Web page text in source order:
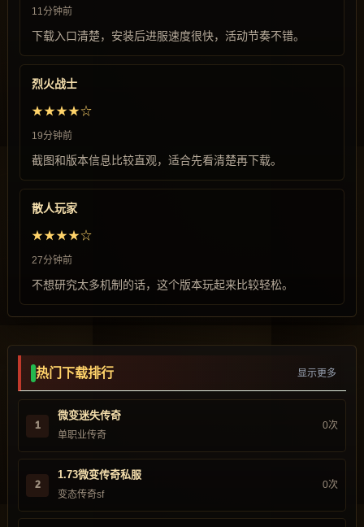
11分钟前
下载入口清楚，安装后进服速度很快，活动节奏不错。
烈火战士
★★★★☆
19分钟前
截图和版本信息比较直观，适合先看清楚再下载。
散人玩家
★★★★☆
27分钟前
不想研究太多机制的话，这个版本玩起来比较轻松。
热门下载排行 显示更多
1
微变迷失传奇
单职业传奇
0次
2
1.73微变传奇私服
变态传奇sf
0次